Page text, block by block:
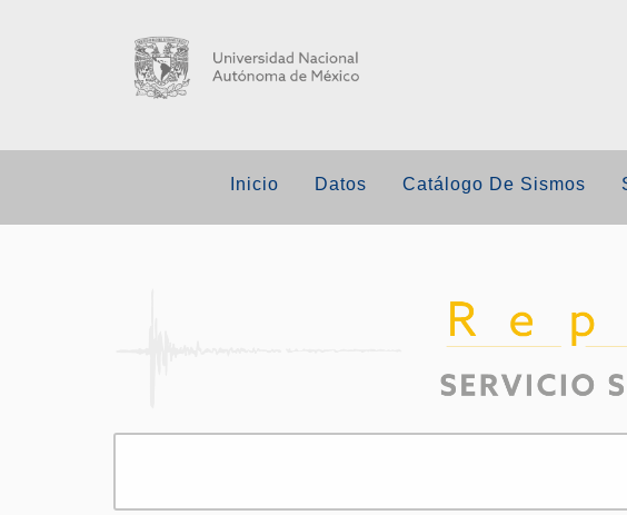
Inicio Datos Catálogo De Sismos